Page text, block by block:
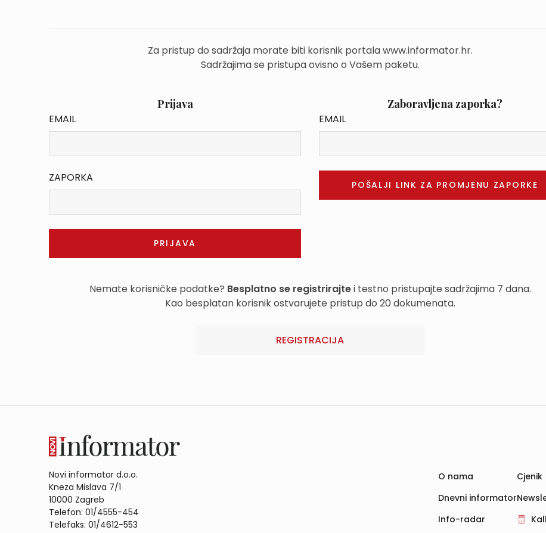
Za pristup do sadržaja morate biti korisnik portala www.informator.hr.
Sadržajima se pristupa ovisno o Vašem paketu.
Prijava
EMAIL
ZAPORKA
Zaboravljena zaporka?
EMAIL
Nemate korisničke podatke? Besplatno se registrirajtei testno pristupajte sadržajima 7 dana.
Kao besplatan korisnik ostvarujete pristup do 20 dokumenata.
REGISTRACIJA
Novi informator d.o.o.
Kneza Mislava 7/1
10000 Zagreb
Telefon: 01/4555-454
Telefaks: 01/4612-553
O nama
Dnevni informator
Info-radar
Cjenik